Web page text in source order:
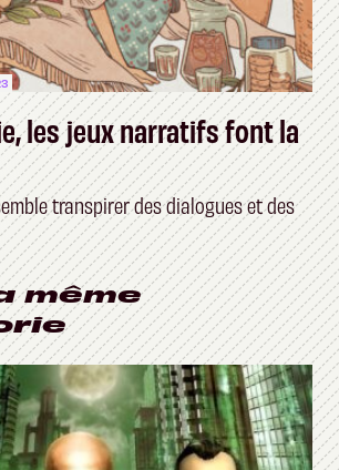
les jeux narratifs font la
transpirer des dialogues et des
même